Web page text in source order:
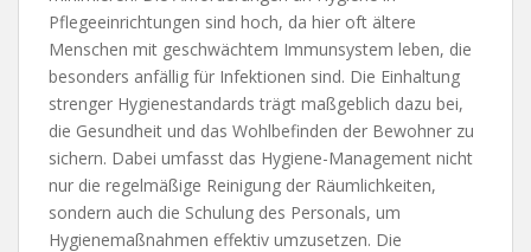
Pflegeeinrichtungen sind hoch, da hier oft ältere
Menschen mit geschwächtem Immunsystem leben, die
besonders anfällig für Infektionen sind. Die Einhaltung
strenger Hygienestandards trägt maßgeblich dazu bei,
die Gesundheit und das Wohlbefinden der Bewohner zu
sichern. Dabei umfasst das Hygiene-Management nicht
nur die regelmäßige Reinigung der Räumlichkeiten,
sondern auch die Schulung des Personals, um
Hygienemaßnahmen effektiv umzusetzen. Die